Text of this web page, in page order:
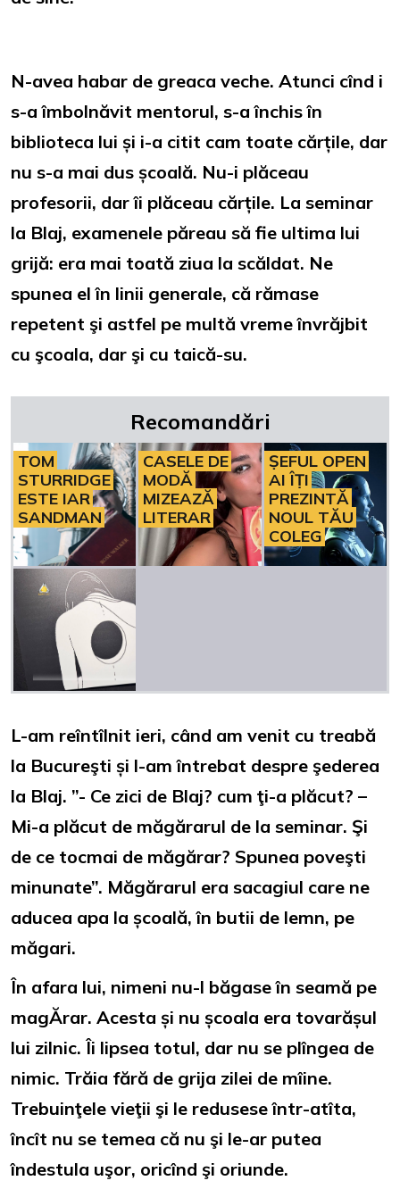
N-avea habar de greaca veche. Atunci cînd i
s-a îmbolnăvit mentorul, s-a închis în
biblioteca lui și i-a citit cam toate cărțile, dar
nu s-a mai dus școală. Nu-i plăceau
profesorii, dar îi plăceau cărțile. La seminar
la Blaj, examenele păreau să fie ultima lui
grijă: era mai toată ziua la scăldat. Ne
spunea el în linii generale, că rămase
repetent şi astfel pe multă vreme învrăjbit
cu şcoala, dar şi cu taică-su.
Recomandări
TOM
STURRIDGE
ESTE IAR
SANDMAN
CASELE DE
MODĂ
MIZEAZĂ
LITERAR
ȘEFUL OPEN
AI ÎȚI
PREZINTĂ
NOUL TĂU
COLEG
L-am reîntîlnit ieri, când am venit cu treabă
la Bucureşti și l-am întrebat despre şederea
la Blaj. ”- Ce zici de Blaj? cum ţi-a plăcut? –
Mi-a plăcut de măgărarul de la seminar. Şi
de ce tocmai de măgărar? Spunea poveşti
minunate”. Măgărarul era sacagiul care ne
aducea apa la școală, în butii de lemn, pe
măgari.
În afara lui, nimeni nu-l băgase în seamă pe
magĂrar. Acesta și nu școala era tovarășul
lui zilnic. Îi lipsea totul, dar nu se plîngea de
nimic. Trăia fără de grija zilei de mîine.
Trebuinţele vieţii şi le redusese într-atîta,
încît nu se temea că nu şi le-ar putea
îndestula uşor, oricînd şi oriunde.